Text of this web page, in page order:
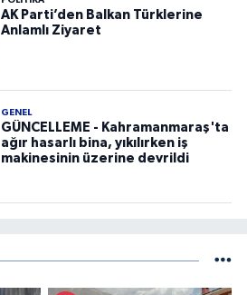
AK Parti’den Balkan Türklerine
Anlamlı Ziyaret
GENEL
GÜNCELLEME - Kahramanmaraş'ta
ağır hasarlı bina, yıkılırken iş
makinesinin üzerine devrildi